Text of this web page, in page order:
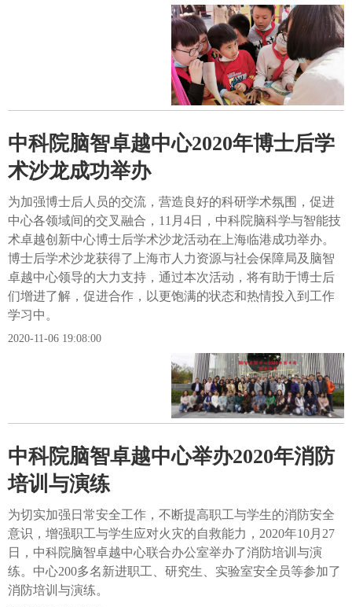
中科院脑智卓越中心2020年博士后学
术沙龙成功举办
为加强博士后人员的交流，营造良好的科研学术氛围，促进
中心各领域间的交叉融合，11月4日，中科院脑科学与智能技
术卓越创新中心博士后学术沙龙活动在上海临港成功举办。
博士后学术沙龙获得了上海市人力资源与社会保障局及脑智
卓越中心领导的大力支持，通过本次活动，将有助于博士后
们增进了解，促进合作，以更饱满的状态和热情投入到工作
学习中。
2020-11-06 19:08:00
中科院脑智卓越中心举办2020年消防
培训与演练
为切实加强日常安全工作，不断提高职工与学生的消防安全
意识，增强职工与学生应对火灾的自救能力，2020年10月27
日，中科院脑智卓越中心联合办公室举办了消防培训与演
练。中心200多名新进职工、研究生、实验室安全员等参加了
消防培训与演练。